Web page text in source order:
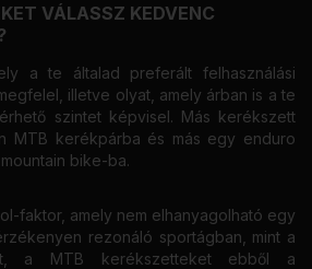
VÁLASSZ KEDVENC
a te általad preferált felhasználási
illetve olyat, amely árban is a te
szintet képvisel. Más kerékszett
MTB kerékpárba és más egy enduro
bike-ba.
faktor, amely nem elhanyagolható egy
rezonáló sportágban, mint a
a MTB kerékszetteket ebből a